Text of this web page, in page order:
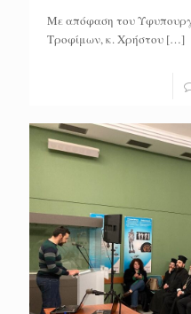
Με απόφαση του
Τροφίμων, κ. Χρήστου […]